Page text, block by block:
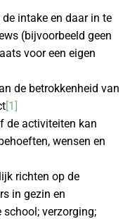
intake en daar in te
(bijvoorbeeld geen
voor een eigen
de betrokkenheid van
[1]
de activiteiten kan
wensen en
richten op de
in gezin en
verzorging;